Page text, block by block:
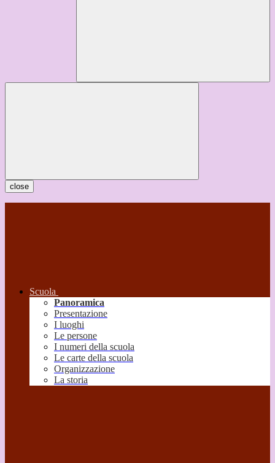
close
Scuola
Panoramica
Presentazione
I luoghi
Le persone
I numeri della scuola
Le carte della scuola
Organizzazione
La storia